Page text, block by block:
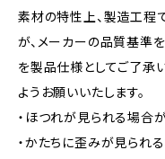
素材の特性上、製造工程
が、メーカーの品質基準
を製品仕様としてご了承
ようお願いいたします。
・ほつれが見られる場合が
・かたちに歪みが見られ